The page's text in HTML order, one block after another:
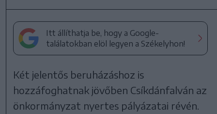
Itt állíthatja be, hogy a Google-
találatokban elöl legyen a Székelyhon!
Két jelentős beruházáshoz is
hozzáfoghatnak jövőben Csíkdánfalván az
önkormányzat nyertes pályázatai révén.